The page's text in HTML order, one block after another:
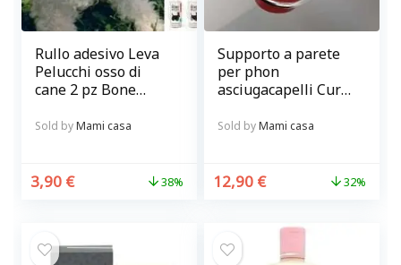
Rullo adesivo Leva
Pelucchi osso di
cane 2 pz Bone
Sold byMami casa
3,90 € 38%
Supporto a parete
per phon
asciugacapelli Curl
Sold byMami casa
12,90 € 32%